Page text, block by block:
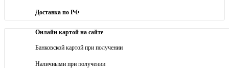
Доставка по РФ
Онлайн картой на сайте
Банковской картой при получении
Наличными при получении